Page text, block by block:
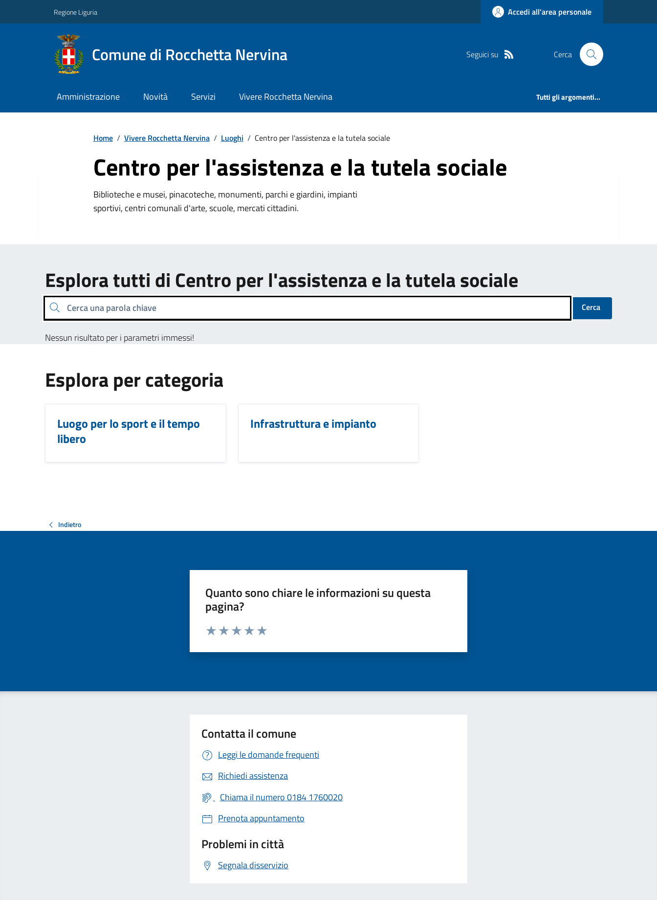
Regione Liguria Accedi all'area personale
Comune di Rocchetta Nervina Seguici su Cerca
Amministrazione Novità Servizi Vivere Rocchetta Nervina Tutti gli argomenti...
Home / Vivere Rocchetta Nervina / Luoghi / Centro per l'assistenza e la tutela sociale
Centro per l'assistenza e la tutela sociale
Biblioteche e musei, pinacoteche, monumenti, parchi e giardini, impianti
sportivi, centri comunali d'arte, scuole, mercati cittadini.
Esplora tutti di Centro per l'assistenza e la tutela sociale
Cerca una parola chiave Cerca
Nessun risultato per i parametri immessi!
Esplora per categoria
Luogo per lo sport e il tempo
libero
Infrastruttura e impianto
Indietro
Quanto sono chiare le informazioni su questa
pagina?
Valuta da 1 a 5 stelle la pagina
Contatta il comune
Leggi le domande frequenti
Richiedi assistenza
Chiama il numero 0184 1760020
Prenota appuntamento
Problemi in città
Segnala disservizio